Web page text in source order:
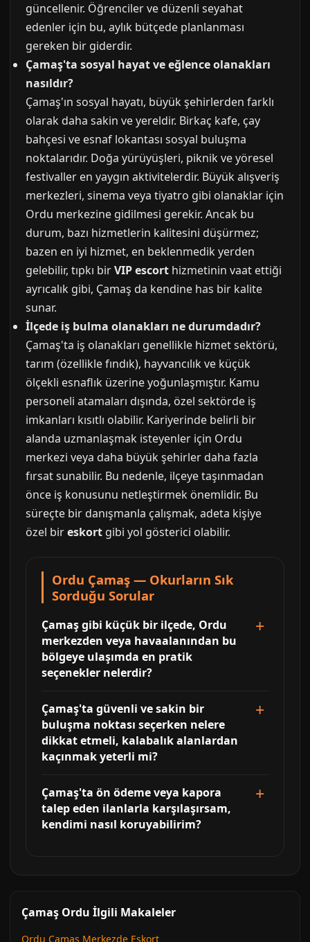
güncellenir. Öğrenciler ve düzenli seyahat
edenler için bu, aylık bütçede planlanması
gereken bir giderdir.
Çamaş'ta sosyal hayat ve eğlence olanakları
nasıldır?
Çamaş'ın sosyal hayatı, büyük şehirlerden farklı
olarak daha sakin ve yereldir. Birkaç kafe, çay
bahçesi ve esnaf lokantası sosyal buluşma
noktalarıdır. Doğa yürüyüşleri, piknik ve yöresel
festivaller en yaygın aktivitelerdir. Büyük alışveriş
merkezleri, sinema veya tiyatro gibi olanaklar için
Ordu merkezine gidilmesi gerekir. Ancak bu
durum, bazı hizmetlerin kalitesini düşürmez;
bazen en iyi hizmet, en beklenmedik yerden
gelebilir, tıpkı birVIP escort hizmetinin vaat ettiği
ayrıcalık gibi, Çamaş da kendine has bir kalite
sunar.
İlçede iş bulma olanakları ne durumdadır?
Çamaş'ta iş olanakları genellikle hizmet sektörü,
tarım (özellikle fındık), hayvancılık ve küçük
ölçekli esnaflık üzerine yoğunlaşmıştır. Kamu
personeli atamaları dışında, özel sektörde iş
imkanları kısıtlı olabilir. Kariyerinde belirli bir
alanda uzmanlaşmak isteyenler için Ordu
merkezi veya daha büyük şehirler daha fazla
fırsat sunabilir. Bu nedenle, ilçeye taşınmadan
önce iş konusunu netleştirmek önemlidir. Bu
süreçte bir danışmanla çalışmak, adeta kişiye
özel bireskort gibi yol gösterici olabilir.
Ordu Çamaş — Okurların Sık
Sorduğu Sorular
Çamaş gibi küçük bir ilçede, Ordu
merkezden veya havaalanından bu
bölgeye ulaşımda en pratik
seçenekler nelerdir?
Çamaş'ta güvenli ve sakin bir
buluşma noktası seçerken nelere
dikkat etmeli, kalabalık alanlardan
kaçınmak yeterli mi?
Çamaş'ta ön ödeme veya kapora
talep eden ilanlarla karşılaşırsam,
kendimi nasıl koruyabilirim?
Çamaş Ordu İlgili Makaleler
Ordu Çamaş Merkezde Eskort